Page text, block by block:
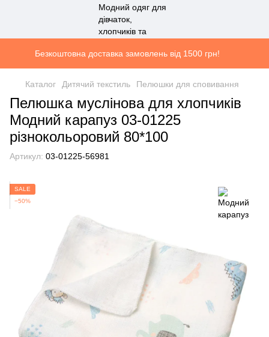
Безкоштовна доставка замовлень від 1500 грн!
Каталог Дитячий текстиль Пелюшки для сповивання
Пелюшка муслінова для хлопчиків
Модний карапуз 03-01225
різнокольоровий 80*100
Артикул: 03-01225-56981
SALE
−50%